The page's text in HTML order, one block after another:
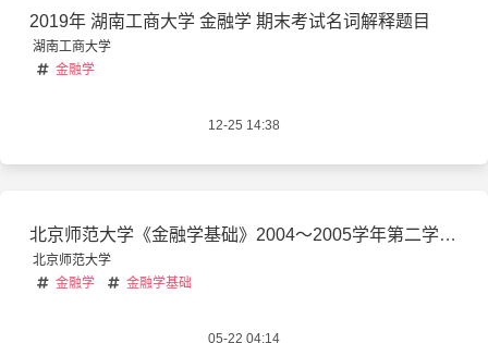
2019年 湖南工商大学 金融学 期末考试名词解释题目
湖南工商大学
金融学
12-25 14:38
北京师范大学《金融学基础》2004～2005学年第二学期期末考试试卷及答案
北京师范大学
金融学
金融学基础
05-22 04:14